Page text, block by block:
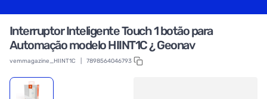
Interruptor Inteligente Touch 1 botão para
Automação modelo HIINT1C ¿ Geonav
vemmagazine_HIINT1C 7898564046793